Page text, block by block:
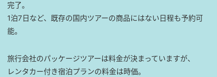
完了。
1泊7日など、既存の国内ツアーの商品にはない日程も予約可
能。
旅行会社のパッケージツアーは料金が決まっていますが、
レンタカー付き宿泊プランの料金は時価。